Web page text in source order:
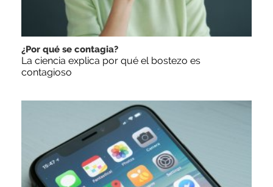
¿Por qué se contagia?
La ciencia explica por qué el bostezo es
contagioso